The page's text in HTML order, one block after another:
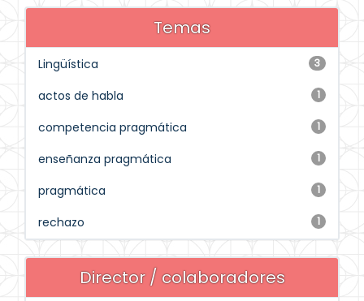
Temas
3
Lingüística
1
actos de habla
1
competencia pragmática
1
enseñanza pragmática
1
pragmática
1
rechazo
Director / colaboradores